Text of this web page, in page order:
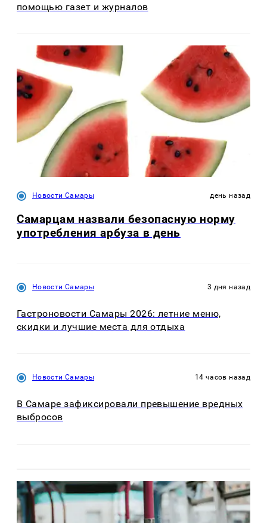
помощью газет и журналов
Новости Самары день назад
Самарцам назвали безопасную норму
употребления арбуза в день
Новости Самары 3 дня назад
Гастроновости Самары 2026: летние меню,
скидки и лучшие места для отдыха
Новости Самары 14 часов назад
В Самаре зафиксировали превышение вредных
выбросов